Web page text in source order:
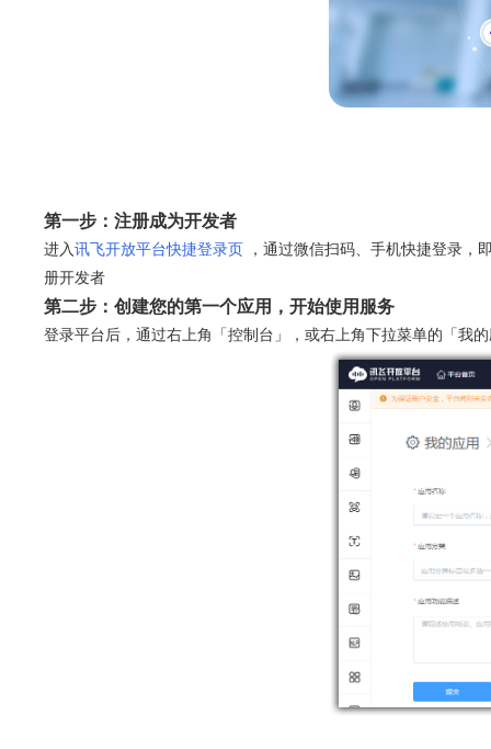
第一步：注册成为开发者
进入讯飞开放平台快捷登录页 ，通过微信扫码、手机快捷登录，
册开发者
第二步：创建您的第一个应用，开始使用服务
登录平台后，通过右上角「控制台」，或右上角下拉菜单的「我